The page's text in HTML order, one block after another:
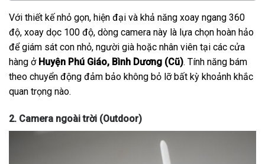
Với thiết kế nhỏ gọn, hiện đại và khả năng xoay ngang 360
độ, xoay dọc 100 độ, dòng camera này là lựa chọn hoàn hảo
để giám sát con nhỏ, người già hoặc nhân viên tại các cửa
hàng ở Huyện Phú Giáo, Bình Dương (Cũ). Tính năng bám
theo chuyển động đảm bảo không bỏ lỡ bất kỳ khoảnh khắc
quan trọng nào.
2. Camera ngoài trời (Outdoor)